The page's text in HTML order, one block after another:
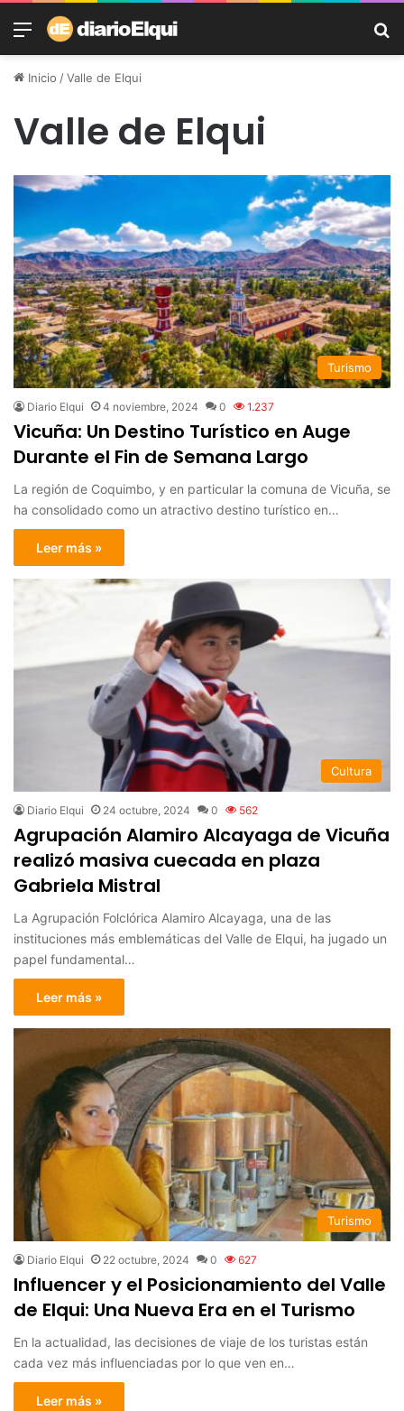
Menú
Inicio /Valle de Elqui
Valle de Elqui
Turismo
Diario Elqui 4 noviembre, 2024 0 1.237
Vicuña: Un Destino Turístico en Auge
Durante el Fin de Semana Largo
La región de Coquimbo, y en particular la comuna de Vicuña, se
ha consolidado como un atractivo destino turístico en…
Leer más »
Cultura
Diario Elqui 24 octubre, 2024 0 562
Agrupación Alamiro Alcayaga de Vicuña
realizó masiva cuecada en plaza
Gabriela Mistral
La Agrupación Folclórica Alamiro Alcayaga, una de las
instituciones más emblemáticas del Valle de Elqui, ha jugado un
papel fundamental…
Leer más »
Turismo
Diario Elqui 22 octubre, 2024 0 627
Influencer y el Posicionamiento del Valle
de Elqui: Una Nueva Era en el Turismo
En la actualidad, las decisiones de viaje de los turistas están
cada vez más influenciadas por lo que ven en…
Leer más »